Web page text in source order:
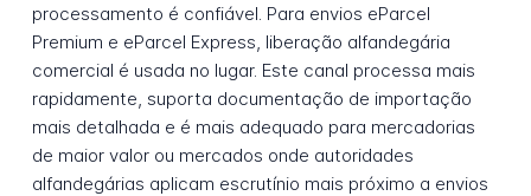
processamento é confiável. Para envios eParcel
Premium e eParcel Express, liberação alfandegária
comercial é usada no lugar. Este canal processa mais
rapidamente, suporta documentação de importação
mais detalhada e é mais adequado para mercadorias
de maior valor ou mercados onde autoridades
alfandegárias aplicam escrutínio mais próximo a envios